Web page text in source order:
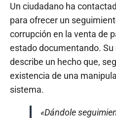
Un ciudadano ha
para ofrecer un
corrupción en la venta de
estado documentando. Su
describe un hecho que,
existencia de una
sistema.
«Dándole